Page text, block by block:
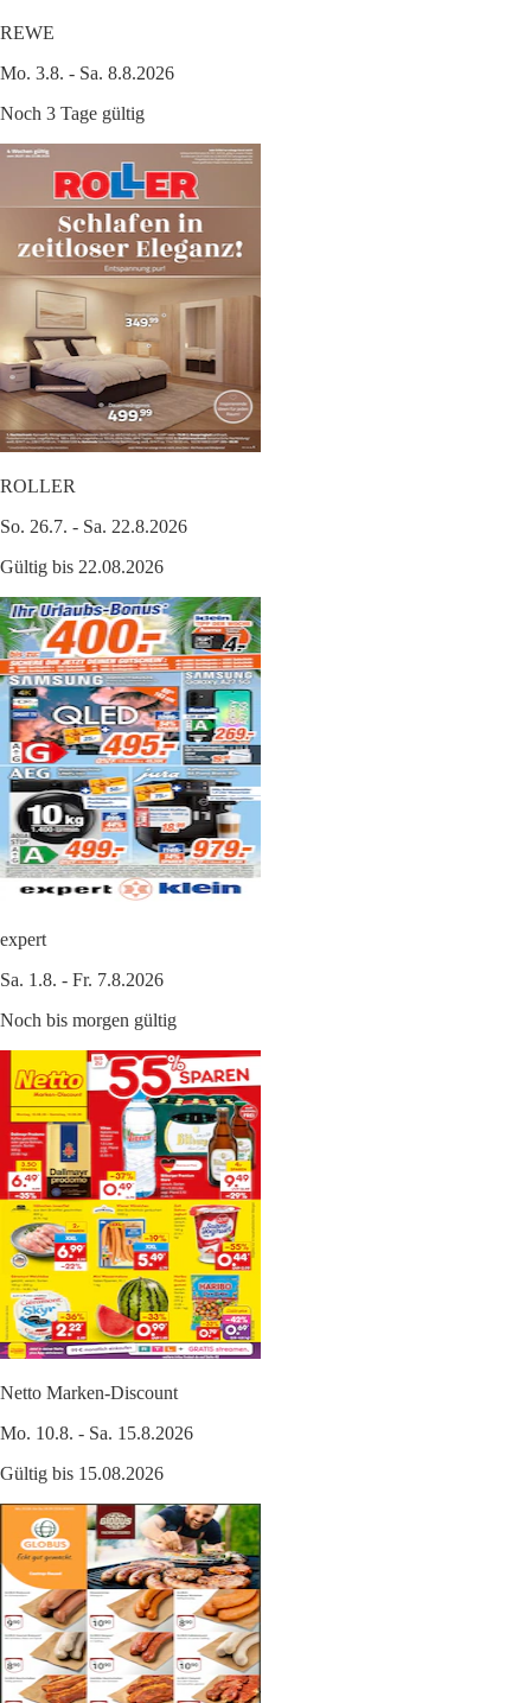
REWE
Mo. 3.8. - Sa. 8.8.2026
Noch 3 Tage gültig
ROLLER
So. 26.7. - Sa. 22.8.2026
Gültig bis 22.08.2026
expert
Sa. 1.8. - Fr. 7.8.2026
Noch bis morgen gültig
Netto Marken-Discount
Mo. 10.8. - Sa. 15.8.2026
Gültig bis 15.08.2026